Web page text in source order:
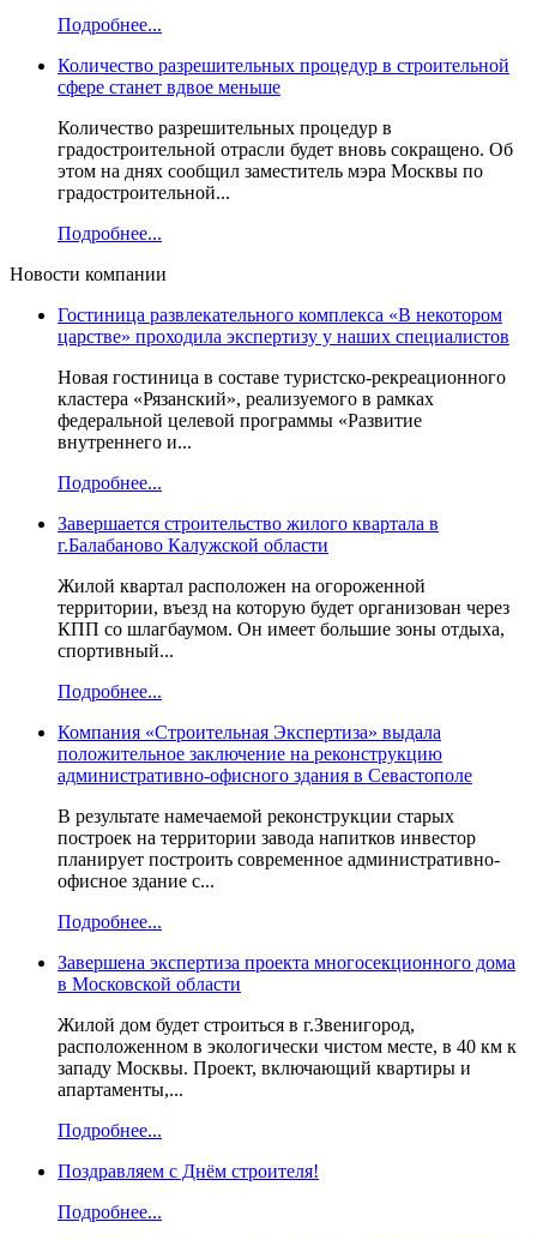
Подробнее...
Количество разрешительных процедур в строительной
сфере станет вдвое меньше
Количество разрешительных процедур в
градостроительной отрасли будет вновь сокращено. Об
этом на днях сообщил заместитель мэра Москвы по
градостроительной...
Подробнее...
Новости компании
Гостиница развлекательного комплекса «В некотором
царстве» проходила экспертизу у наших специалистов
Новая гостиница в составе туристско-рекреационного
кластера «Рязанский», реализуемого в рамках
федеральной целевой программы «Развитие
внутреннего и...
Подробнее...
Завершается строительство жилого квартала в
г.Балабаново Калужской области
Жилой квартал расположен на огороженной
территории, въезд на которую будет организован через
КПП со шлагбаумом. Он имеет большие зоны отдыха,
спортивный...
Подробнее...
Компания «Строительная Экспертиза» выдала
положительное заключение на реконструкцию
административно-офисного здания в Севастополе
В результате намечаемой реконструкции старых
построек на территории завода напитков инвестор
планирует построить современное административно-
офисное здание с...
Подробнее...
Завершена экспертиза проекта многосекционного дома
в Московской области
Жилой дом будет строиться в г.Звенигород,
расположенном в экологически чистом месте, в 40 км к
западу Москвы. Проект, включающий квартиры и
апартаменты,...
Подробнее...
Поздравляем с Днём строителя!
Подробнее...